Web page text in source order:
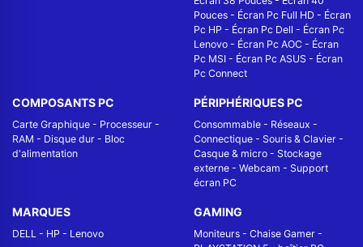
Pouces - Écran Pc Full HD - Écran
Pc HP - Écran Pc Dell - Écran Pc
Lenovo - Écran Pc AOC - Écran
Pc MSI - Écran Pc ASUS - Écran
Pc Connect
COMPOSANTS PC
Carte Graphique - Processeur -
RAM - Disque dur - Bloc
d'alimentation
PÉRIPHÉRIQUES PC
Consommable - Réseaux -
Connectique - Souris & Clavier -
Casque & micro - Stockage
externe - Webcam - Support
écran PC
MARQUES
DELL - HP - Lenovo
GAMING
Moniteurs - Chaise Gamer -